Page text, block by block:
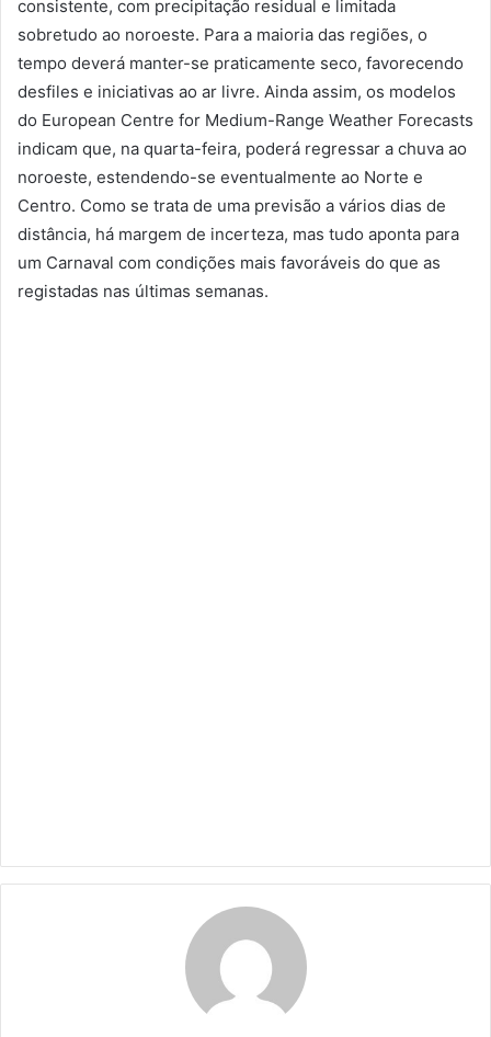
consistente, com precipitação residual e limitada
sobretudo ao noroeste. Para a maioria das regiões, o
tempo deverá manter-se praticamente seco, favorecendo
desfiles e iniciativas ao ar livre. Ainda assim, os modelos
do European Centre for Medium-Range Weather Forecasts
indicam que, na quarta-feira, poderá regressar a chuva ao
noroeste, estendendo-se eventualmente ao Norte e
Centro. Como se trata de uma previsão a vários dias de
distância, há margem de incerteza, mas tudo aponta para
um Carnaval com condições mais favoráveis do que as
registadas nas últimas semanas.